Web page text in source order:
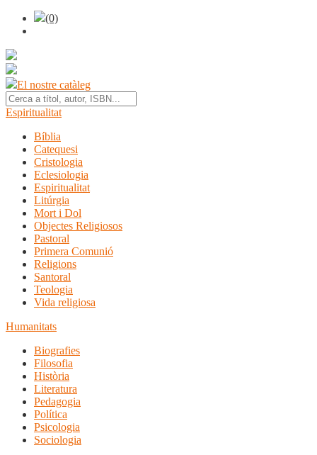
(0)
El nostre catàleg
Espiritualitat
Bíblia
Catequesi
Cristologia
Eclesiologia
Espiritualitat
Litúrgia
Mort i Dol
Objectes Religiosos
Pastoral
Primera Comunió
Religions
Santoral
Teologia
Vida religiosa
Humanitats
Biografies
Filosofia
Història
Literatura
Pedagogia
Política
Psicologia
Sociologia